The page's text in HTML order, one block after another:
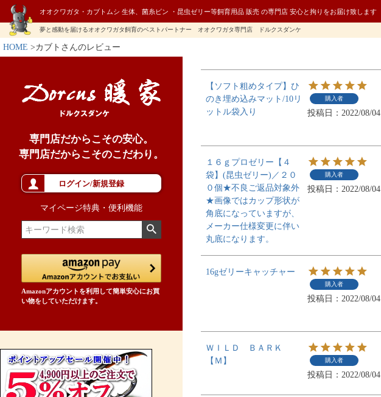
オオクワガタ・カブトムシ 生体、菌糸ビン ・昆虫ゼリー等飼育用品 販売 の専門店 安心と拘りをお届け致します
夢と感動を届けるオオクワガタ飼育のベストパートナー オオクワガタ専門店 ドルクスダンケ
HOME カブトさんのレビュー
専門店だからこその安心。
専門店だからこそのこだわり。
ログイン/新規登録
マイページ特典・便利機能
Amazonアカウントを利用して簡単安心にお買
い物をしていただけます。
【ソフト粗めタイプ】ひ
のき埋め込みマット/10リ
ットル袋入り
購入者
投稿日 2022/08/04
１６ｇプロゼリー【４
袋】(昆虫ゼリー)／２０
０個★不良ご返品対象外
★画像ではカップ形状が
角底になっていますが、
メーカー仕様変更に伴い
丸底になります。
購入者
投稿日 2022/08/04
16gゼリーキャッチャー
購入者
投稿日 2022/08/04
ＷＩＬＤ ＢＡＲＫ
【Ｍ】
購入者
投稿日 2022/08/04